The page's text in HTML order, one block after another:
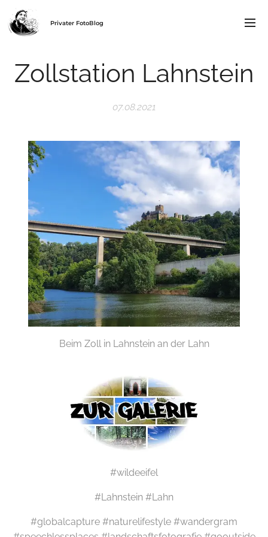
Privater FotoBlog
Zollstation Lahnstein
07.08.2021
Beim Zoll in Lahnstein an der Lahn
#wildeeifel
#Lahnstein #Lahn
#globalcapture #naturelifestyle #wandergram